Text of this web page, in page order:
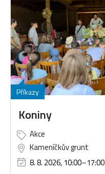
Příkazy
Koniny
Akce
Kameníčkův grunt
8. 8. 2026, 10:00–17:00